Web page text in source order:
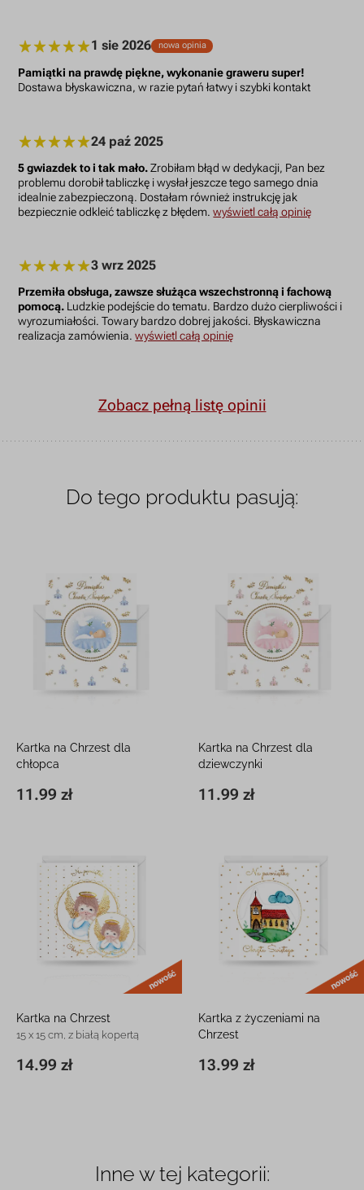
1 sie 2026 nowa opinia
Pamiątki na prawdę piękne, wykonanie graweru super!
Dostawa błyskawiczna, w razie pytań łatwy i szybki kontakt
24 paź 2025
5 gwiazdek to i tak mało.Zrobiłam błąd w dedykacji, Pan bez
problemu dorobił tabliczkę i wysłał jeszcze tego samego dnia
idealnie zabezpieczoną. Dostałam również instrukcję jak
bezpiecznie odkleić tabliczkę z błędem.wyświetl całą opinię
3 wrz 2025
Przemiła obsługa, zawsze służąca wszechstronną i fachową
pomocą. Ludzkie podejście do tematu. Bardzo dużo cierpliwości i
wyrozumiałości. Towary bardzo dobrej jakości. Błyskawiczna
realizacja zamówienia.wyświetl całą opinię
Zobacz pełną listę opinii
Do tego produktu pasują:
Kartka na Chrzest dla
chłopca
11.99 zł
11,8 x 16,3 cm
Kartka na Chrzest dla
dziewczynki
11.99 zł
11,8 x 16,3 cm
Kartka na Chrzest
15 x 15 cm, z białą kopertą
14.99 zł
15 x 15 cm
Kartka z życzeniami na
Chrzest
13.99 zł
15 x 15 cm
Inne w tej kategorii: